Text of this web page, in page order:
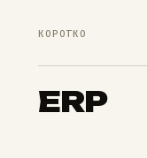
КОРОТКО
ERP